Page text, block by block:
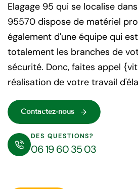
Elagage 95 qui se localise
95570 dispose de matériel
également d'une équipe qui
totalement les branches de
sécurité. Donc, faites appel
réalisation de votre travail
Contactez-nous
DES QUESTIONS?
06 19 60 35 03